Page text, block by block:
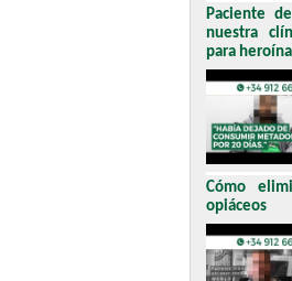
Paciente
nuestra
para
Cómo
opiáceos